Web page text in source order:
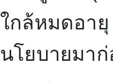
ใกล้หมดอายุ
นโยบายมา